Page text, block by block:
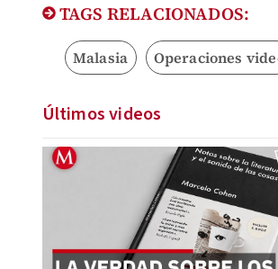
TAGS RELACIONADOS:
Malasia Operaciones
Últimos videos